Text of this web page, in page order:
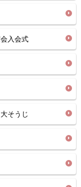
入会式
そうじ